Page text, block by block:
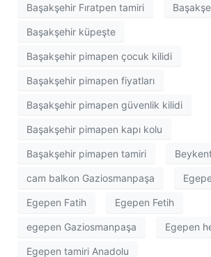
Başakşehir Fıratpen tamiri
Başakşehir küpeşte
Başakşehir pimapen çocuk kilidi
Başakşehir pimapen fiyatları
Başakşehir pimapen güvenlik kilidi
Başakşehir pimapen kapı kolu
Başakşehir pimapen tamiri
cam balkon Gaziosmanpaşa
Egepen Fatih Egepen Fetih
egepen Gaziosmanpaşa Egepen
Egepen tamiri Anadolu